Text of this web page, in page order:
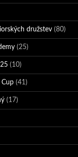
družstev (80)
(25)
(10)
Cup (41)
(17)